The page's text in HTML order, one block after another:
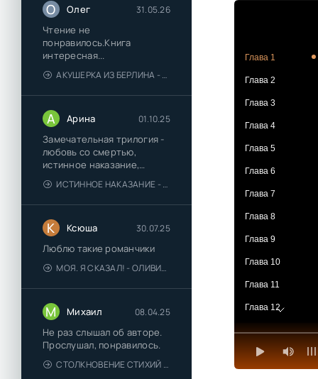
О Олег 31.05.26
Чтение не
понравилось.Книга
интересная...
АКУШЕРКА ИЗ БЕРЛИНА - АННА СТЮАРТ
А Арина 01.10.25
Замечательная трилогия -
любовь со смертью,
истинное наказание,
любимая для монстра -
понравились
ИСТИННОЕ НАКАЗАНИЕ - ОЛЬГА ГУСЕЙНОВА
К Ксюша 30.07.25
Люблю такие романчики
МОЯ. Я СКАЗАЛ! - ОЛИВИЯ ЛЕЙК
М Михаил 08.04.25
Не раз слышал об авторе.
Прослушал, понравилось.
СТОЛКНОВЕНИЕ СТИХИЙ - ВАЛЕРИЙ ГУМИНСКИЙ
Глава 1
Глава 2
Глава 3
Глава 4
Глава 5
Глава 6
Глава 7
Глава 8
Глава 9
Глава 10
Глава 11
Глава 12
Глава 13
Глава 14